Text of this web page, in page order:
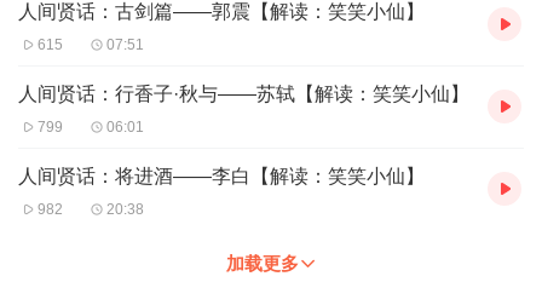
人间贤话：古剑篇——郭震【解读：笑笑小仙】
615 07:51
人间贤话：行香子·秋与——苏轼【解读：笑笑小仙】
799 06:01
人间贤话：将进酒——李白【解读：笑笑小仙】
982 20:38
加载更多